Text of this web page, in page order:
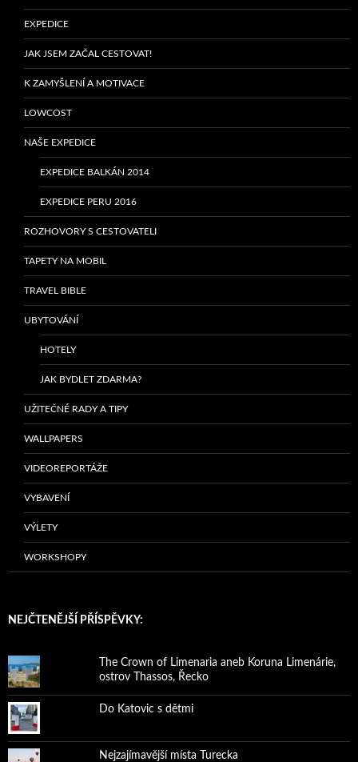
EXPEDICE
JAK JSEM ZAČAL CESTOVAT!
K ZAMYŠLENÍ A MOTIVACE
LOWCOST
NAŠE EXPEDICE
EXPEDICE BALKÁN 2014
EXPEDICE PERU 2016
ROZHOVORY S CESTOVATELI
TAPETY NA MOBIL
TRAVEL BIBLE
UBYTOVÁNÍ
HOTELY
JAK BYDLET ZDARMA?
UŽITEČNÉ RADY A TIPY
WALLPAPERS
VIDEOREPORTÁŽE
VYBAVENÍ
VÝLETY
WORKSHOPY
NEJČTENĚJŠÍ PŘÍSPĚVKY:
The Crown of Limenaria aneb Koruna Limenárie,
ostrov Thassos, Řecko
Do Katovic s dětmi
Nejzajímavější místa Turecka